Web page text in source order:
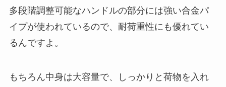
多段階調整可能なハンドルの部分には強い合金パ
イプが使われているので、耐荷重性にも優れてい
るんですよ。
もちろん中身は大容量で、しっかりと荷物を入れ